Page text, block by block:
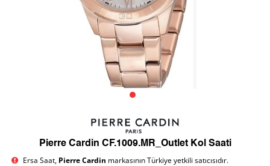
Pierre Cardin CF.1009.MR_Outlet Kol Saati
Ersa Saat, Pierre Cardin markasının Türkiye yetkili satıcısıdır.